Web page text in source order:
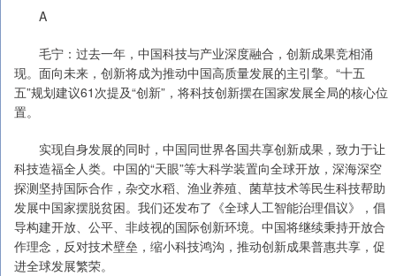
A
毛宁：过去一年，中国科技与产业深度融合，创新成果竞相涌
现。面向未来，创新将成为推动中国高质量发展的主引擎。“十五
五”规划建议61次提及“创新”，将科技创新摆在国家发展全局的核心位
置。
实现自身发展的同时，中国同世界各国共享创新成果，致力于让
科技造福全人类。中国的“天眼”等大科学装置向全球开放，深海深空
探测坚持国际合作，杂交水稻、渔业养殖、菌草技术等民生科技帮助
发展中国家摆脱贫困。我们还发布了《全球人工智能治理倡议》，倡
导构建开放、公平、非歧视的国际创新环境。中国将继续秉持开放合
作理念，反对技术壁垒，缩小科技鸿沟，推动创新成果普惠共享，促
进全球发展繁荣。